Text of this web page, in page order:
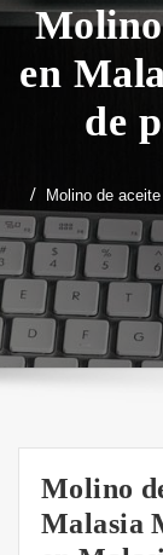
en
de
Molino de
Molino
Malasia